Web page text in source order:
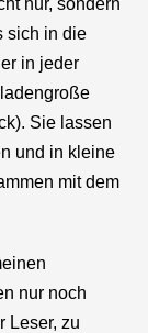
nur, sondern
sich in die
in jeder
Sie lassen
und in kleine
mit dem
nur noch
Leser, zu